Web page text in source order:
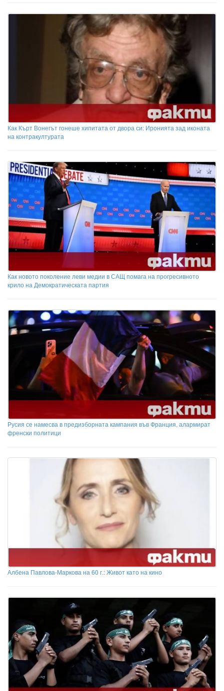
Как Кърт Вонегът гонеше хипитата от двора си: Иронията зад иконата
на контракултурата
Как новото поколение леви медии в САЩ помага на прогресивното
крило на Демократическата партия
Русия се намесва в предизборната кампания във Франция, алармират
френски политици
Албена Павлова-Маркова на 60 г.: Живот като на кино